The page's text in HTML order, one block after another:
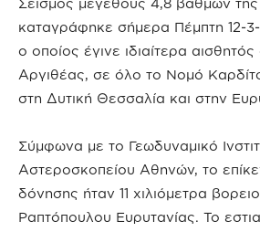
Σεισμός μεγέθους 4,8 βαθμών της
καταγράφηκε σήμερα Πέμπτη 12-3-
ο οποίος έγινε ιδιαίτερα
Αργιθέας, σε όλο το Νομό
στη Δυτική Θεσσαλία και στην
Σύμφωνα με το Γεωδυναμικό
Αστεροσκοπείου Αθηνών, το
δόνησης ήταν 11 χιλιόμετρα
Ραπτόπουλου Ευρυτανίας. Το